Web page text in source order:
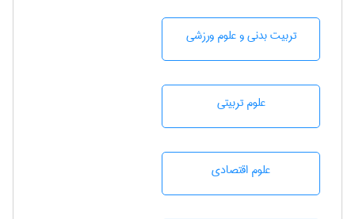
تربيت بدنی و علوم ورزشی
علوم تربيتی
علوم اقتصادی